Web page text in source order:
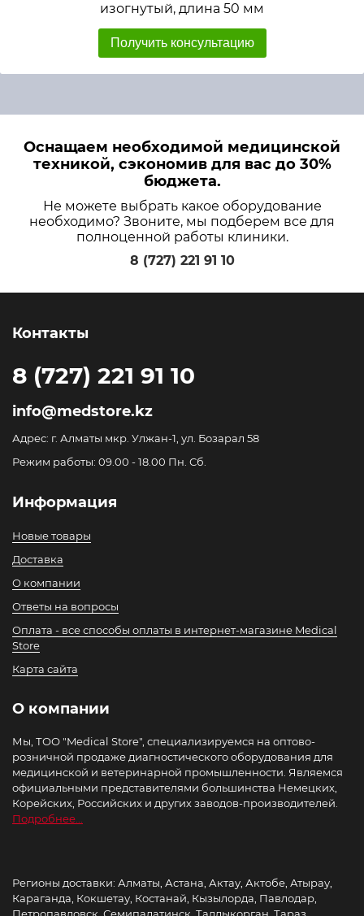
изогнутый, длина 50 мм
Получить консультацию
Оснащаем необходимой медицинской
техникой, сэкономив для вас до 30%
бюджета.
Не можете выбрать какое оборудование
необходимо? Звоните, мы подберем все для
полноценной работы клиники.
8 (727) 221 91 10
Контакты
8 (727) 221 91 10
info@medstore.kz
Адрес: г. Алматы мкр. Улжан-1, ул. Бозарал 58
Режим работы: 09.00 - 18.00 Пн. Сб.
Информация
Новые товары
Доставка
О компании
Ответы на вопросы
Оплата - все способы оплаты в интернет-магазине Medical
Store
Карта сайта
О компании
Мы, ТОО "Medical Store", специализируемся на оптово-
розничной продаже диагностического оборудования для
медицинской и ветеринарной промышленности. Являемся
официальными представителями большинства Немецких,
Корейских, Российских и других заводов-производителей.
Подробнее...
Регионы доставки: Алматы, Астана, Актау, Актобе, Атырау,
Караганда, Кокшетау, Костанай, Кызылорда, Павлодар,